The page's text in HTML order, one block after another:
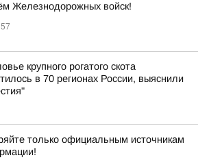
Железнодорожных войск!
крупного рогатого скота
в 70 регионах России, выяснили
только официальным источникам